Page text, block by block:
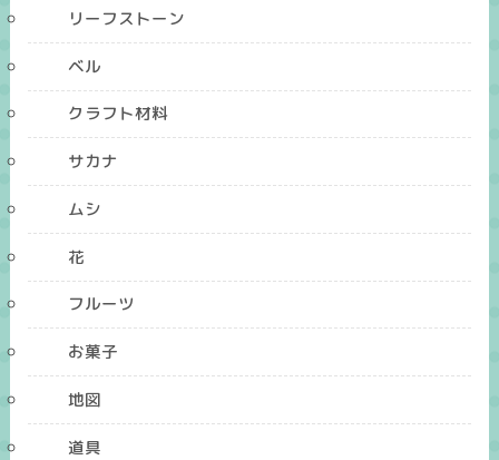
リーフストーン
ベル
クラフト材料
サカナ
ムシ
花
フルーツ
お菓子
地図
道具